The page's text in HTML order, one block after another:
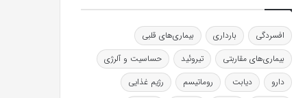
افسردگی بارداری
بیماری‌های قلبی
بیماری‌های مقاربتی
تیروئید
حساسیت و آلرژی
دارو
دیابت روماتیسم
رژیم غذایی